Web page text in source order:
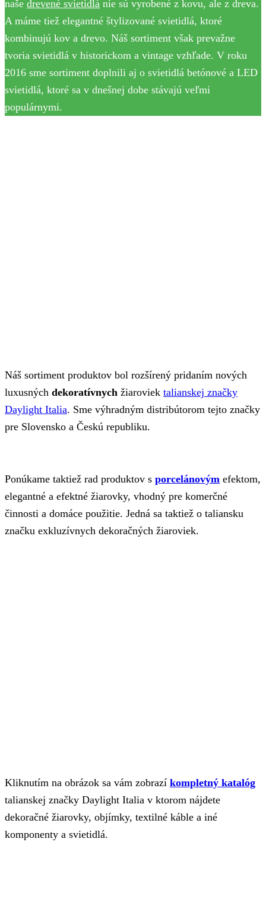
naše drevené svietidlá nie sú vyrobené z kovu, ale z dreva.
A máme tiež elegantné štylizované svietidlá, ktoré
kombinujú kov a drevo. Náš sortiment však prevažne
tvoria svietidlá v historickom a vintage vzhľade. V roku
2016 sme sortiment doplnili aj o svietidlá betónové a LED
svietidlá, ktoré sa v dnešnej dobe stávajú veľmi
populárnymi.
Náš sortiment produktov bol rozšírený pridaním nových
luxusných dekoratívnych žiaroviek talianskej značky
Daylight Italia. Sme výhradným distribútorom tejto značky
pre Slovensko a Českú republiku.
Ponúkame taktiež rad produktov s porcelánovým efektom,
elegantné a efektné žiarovky, vhodný pre komerčné
činnosti a domáce použitie. Jedná sa taktiež o taliansku
značku exkluzívnych dekoračných žiaroviek.
Kliknutím na obrázok sa vám zobrazí kompletný katalóg
talianskej značky Daylight Italia v ktorom nájdete
dekoračné žiarovky, objímky, textilné káble a iné
komponenty a svietidlá.